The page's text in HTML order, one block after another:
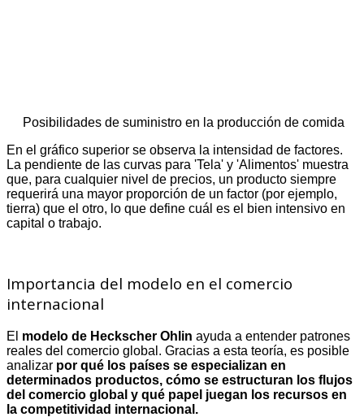
Posibilidades de suministro en la producción de comida
En el gráfico superior se observa la intensidad de factores.
La pendiente de las curvas para 'Tela' y 'Alimentos' muestra
que, para cualquier nivel de precios, un producto siempre
requerirá una mayor proporción de un factor (por ejemplo,
tierra) que el otro, lo que define cuál es el bien intensivo en
capital o trabajo.
Importancia del modelo en el comercio
internacional
El modelo de Heckscher Ohlin ayuda a entender patrones
reales del comercio global. Gracias a esta teoría, es posible
analizar por qué los países se especializan en
determinados productos, cómo se estructuran los flujos
del comercio global y qué papel juegan los recursos en
la competitividad internacional.